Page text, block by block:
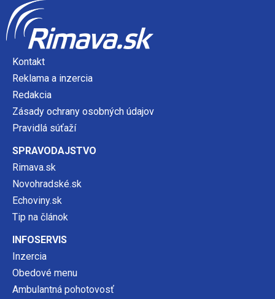
Kontakt
Reklama a inzercia
Redakcia
Zásady ochrany osobných údajov
Pravidlá súťaží
SPRAVODAJSTVO
Rimava.sk
Novohradské.sk
Echoviny.sk
Tip na článok
INFOSERVIS
Inzercia
Obedové menu
Ambulantná pohotovosť